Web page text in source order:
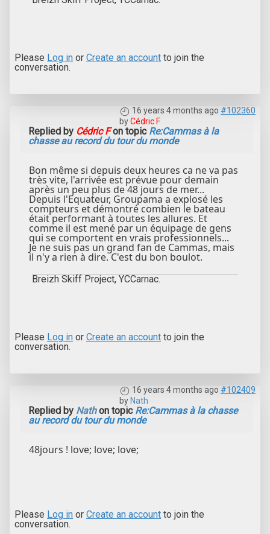
Please Log in or Create an account to join the
conversation.
16 years 4 months ago #102360
byCédric F
Replied by Cédric Fon topic Re:Cammas à la
chasse au record du tour du monde
Bon même si depuis deux heures ca ne va pas
très vite, l'arrivée est prévue pour demain
après un peu plus de 48 jours de mer...
Depuis l'Equateur, Groupama a explosé les
compteurs et démontré combien le bateau
était performant à toutes les allures. Et
comme il est mené par un équipage de gens
qui se comportent en vrais professionnels...
Je ne suis pas un grand fan de Cammas, mais
il n'y a rien à dire. C'est du bon boulot.
Breizh Skiff Project, YCCarnac.
Please Log in or Create an account to join the
conversation.
16 years 4 months ago #102409
byNath
Replied by Nathon topic Re:Cammas à la chasse
au record du tour du monde
48jours ! love; love; love;
Please Log in or Create an account to join the
conversation.